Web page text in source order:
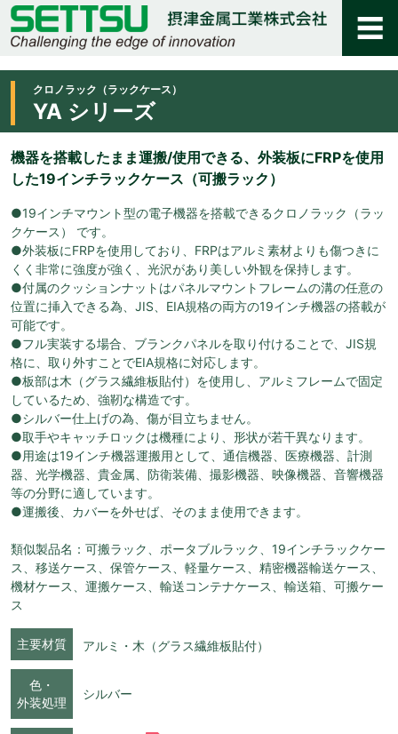
クロノラック（ラックケース）
YA シリーズ
機器を搭載したまま運搬/使用できる、外装板にFRPを使用
した19インチラックケース（可搬ラック）
●19インチマウント型の電子機器を搭載できるクロノラック（ラッ
クケース） です。
●外装板にFRPを使用しており、FRPはアルミ素材よりも傷つきに
くく非常に強度が強く、光沢があり美しい外観を保持します。
●付属のクッションナットはパネルマウントフレームの溝の任意の
位置に挿入できる為、JIS、EIA規格の両方の19インチ機器の搭載が
可能です。
●フル実装する場合、ブランクパネルを取り付けることで、JIS規
格に、取り外すことでEIA規格に対応します。
●板部は木（グラス繊維板貼付）を使用し、アルミフレームで固定
しているため、強靭な構造です。
●シルバー仕上げの為、傷が目立ちません。
●取手やキャッチロックは機種により、形状が若干異なります。
●用途は19インチ機器運搬用として、通信機器、医療機器、計測
器、光学機器、貴金属、防衛装備、撮影機器、映像機器、音響機器
等の分野に適しています。
●運搬後、カバーを外せば、そのまま使用できます。
類似製品名：可搬ラック、ポータブルラック、19インチラックケー
ス、移送ケース、保管ケース、軽量ケース、精密機器輸送ケース、
機材ケース、運搬ケース、輸送コンテナケース、輸送箱、可搬ケー
ス
主要材質 アルミ・木（グラス繊維板貼付）
色・
外装処理
シルバー